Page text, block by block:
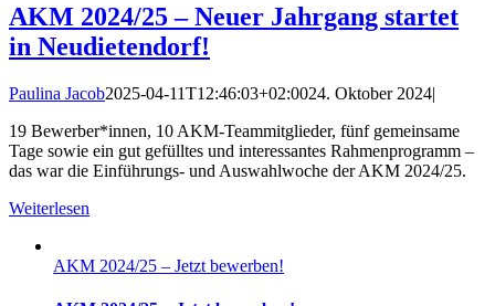
AKM 2024/25 – Neuer Jahrgang startet
in Neudietendorf!
Paulina Jacob2025-04-11T12:46:03+02:0024. Oktober 2024|
19 Bewerber*innen, 10 AKM-Teammitglieder, fünf gemeinsame
Tage sowie ein gut gefülltes und interessantes Rahmenprogramm –
das war die Einführungs- und Auswahlwoche der AKM 2024/25.
Weiterlesen
AKM 2024/25 – Jetzt bewerben!